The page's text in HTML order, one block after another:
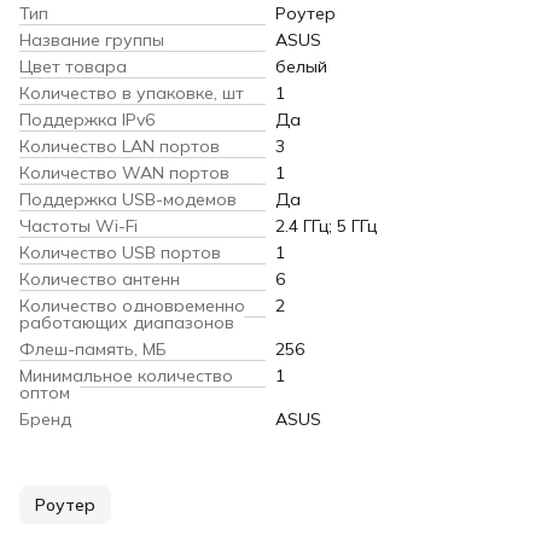
Тип
Роутер
Название группы
ASUS
Цвет товара
белый
Количество в упаковке, шт
1
Поддержка IPv6
Да
Количество LAN портов
3
Количество WAN портов
1
Поддержка USB-модемов
Да
Частоты Wi-Fi
2.4 ГГц; 5 ГГц
Количество USB портов
1
Количество антенн
6
Количество одновременно
работающих диапазонов
2
Флеш-память, МБ
256
Минимальное количество
оптом
1
Бренд
ASUS
Роутер